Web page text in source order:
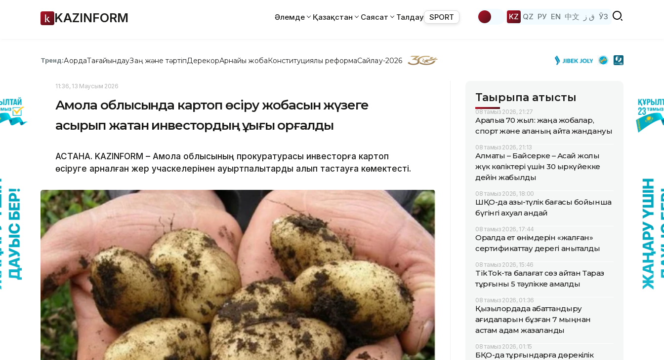
KAZINFORM Әлемде Қазақстан Саясат Талдау SPORT KZ QZ РУ EN 中文 ق ز ЎЗ
Тренд:АқордаТағайындауЗаң және тәртіпДерекқорАрнайы жобаКонституциялық реформаСайлау-2026
11:36, 13 Маусым 2026
Ақмола облысында картоп өсіру жобасын жүзеге
асырып жатқан инвестордың құқығы қорғалды
АСТАНА. KAZINFORM – Ақмола облысының прокуратурасы инвесторға картоп
өсіруге арналған жер учаскелерінен ауыртпалықтарды алып тастауға көмектесті.
Тақырыпқа қатысты
08 тамыз 2026, 21:27
Арқалыққа 70 жыл: жаңа жобалар,
спорт және қаланың қайта жандануы
08 тамыз 2026, 21:13
Алматы – Байсерке – Ақсай жолы
жүк көліктері үшін 30 қыркүйекке
дейін жабылды
08 тамыз 2026, 18:00
ШҚО-да азық-түлік бағасы бойынша
бүгінгі ахуал қандай
08 тамыз 2026, 17:44
Оралда ет өнімдерін «жалған»
сертификаттау дерегі анықталды
08 тамыз 2026, 15:46
TikTok-та балағат сөз айтқан Тараз
тұрғыны 5 тәулікке қамалды
08 тамыз 2026, 01:36
Қызылордада абаттандыру
қағидаларын бұзған 7 мыңнан
астам адам жазаланды
08 тамыз 2026, 01:15
БҚО-да тұрғындарға дөрекілік